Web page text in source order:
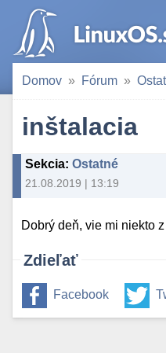
Domov Fórum
inštalacia
Sekcia: Ostatné
21.08.2019 | 13:19
Dobrý deň, vie mi niekto
Zdieľať
Facebook